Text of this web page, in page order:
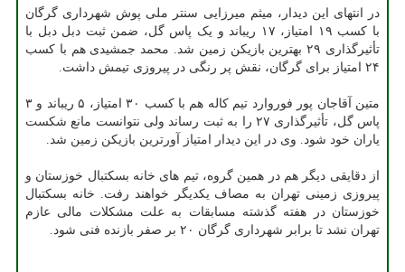
در انتهای این دیدار، میثم میرزایی سنتر ملی پوش شهرداری گرگان
با کسب ۱۹ امتیاز، ۱۷ ریباند و یک پاس گل، ضمن ثبت دبل دبل با
تأثیرگذاری ۲۹ بهترین بازیکن زمین شد. محمد جمشیدی هم با کسب
۲۴ امتیاز برای گرگان، نقش پر رنگی در پیروزی تیمش داشت.
متین آقاجان پور فوروارد تیم کاله هم با کسب ۳۰ امتیاز، ۵ ریباند و ۳
پاس گل، تأثیرگذاری ۲۷ را به ثبت رساند ولی نتوانست مانع شکست
یاران خود شود. وی در این دیدار امتیاز آورترین بازیکن زمین شد.
از دقایقی دیگر هم در همین گروه، تیم های خانه بسکتبال خوزستان و
پیروزی زمینی تهران به مصاف یکدیگر خواهند رفت. خانه بسکتبال
خوزستان در هفته گذشته مسابقات به علت مشکلات مالی عازم
تهران نشد تا برابر شهرداری گرگان ۲۰ بر صفر بازنده فنی شود.